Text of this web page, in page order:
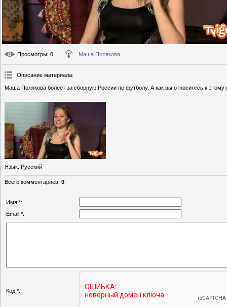
Просмотры: 0 Маша Полякова
Описание материала:
Маша Полякова болеет за сборную России по футболу. А как вы относитесь к этому
Язык: Русский
Всего комментариев: 0
Имя *:
Email *:
Код *: